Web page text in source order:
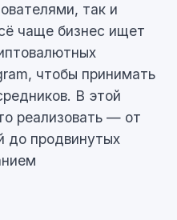
так и
чаще бизнес ищет
чтобы принимать
В этой
реализовать — от
до продвинутых